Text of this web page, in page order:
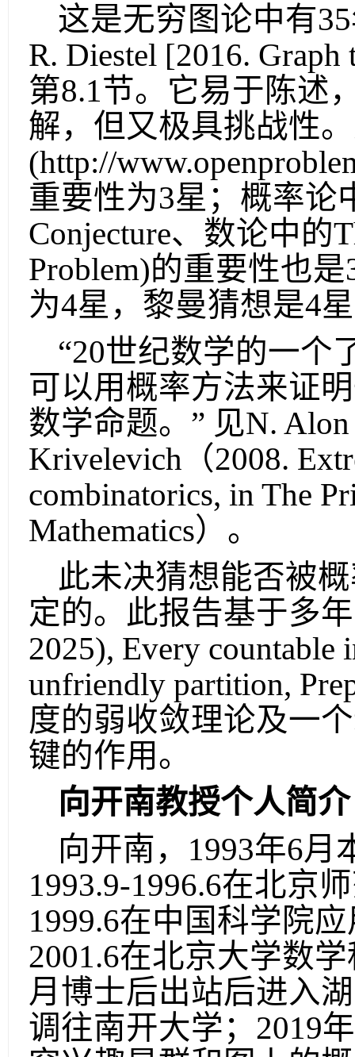
这是无穷图论中有35
R. Diestel [2016.
第8.1节。它易于陈述
解，但又极具挑战性
(http://
重要性为3星；概率论
Conjecture、数论中的
Problem)的重要性也是
为4星，黎曼猜想是4
“20世纪数学的一个
可以用概率方法来证
数学命题。” 见N. Alon
Krivelevich （2008.
combinatorics, in The
Mathematics）。
此未决猜想能否被
定的。此报告基于多
2025), Every countable
unfriendly partition,
度的弱收敛理论及一
键的作用。
向开南教授个人简
向开南， 1993年6月
1993.9-1996.6在北京
1999.6在中国科学院
2001.6在北京大学数
月博士后出站后进入
调往南开大学； 2019年